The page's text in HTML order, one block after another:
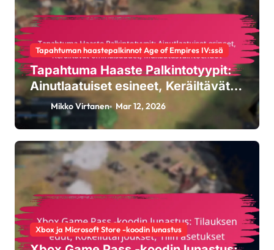
Tapahtuman haastepalkinnot Age of Empires IV:ssä
Tapahtuma Haaste Palkintotyypit:
Ainutlaatuiset esineet, Keräiltävät
ominaisuudet,
Mukautusvaihtoehdot
Mikko Virtanen Mar 12, 2026
Xbox ja Microsoft Store -koodin lunastus